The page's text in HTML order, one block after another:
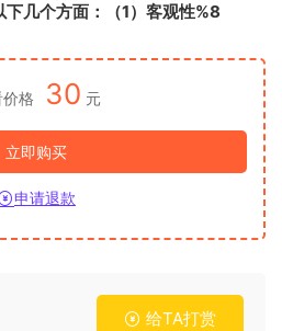
几个方面：（1）客观性%8
格 30 元
立即购买
申请退款
给TA打赏